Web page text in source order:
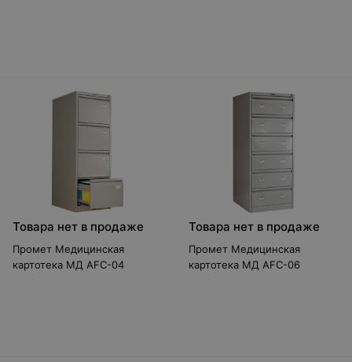
Товара нет в продаже
Промет Медицинская
картотека МД AFC-04
Товара нет в продаже
Промет Медицинская
картотека МД AFC-06